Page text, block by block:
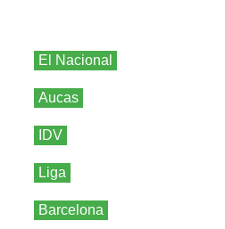
El Nacional
Aucas
IDV
Liga
Barcelona